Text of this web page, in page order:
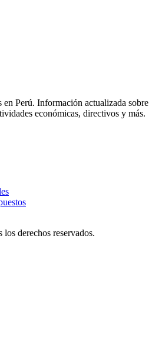
en Perú. Información actualizada sobre
económicas, directivos y más.
derechos reservados.